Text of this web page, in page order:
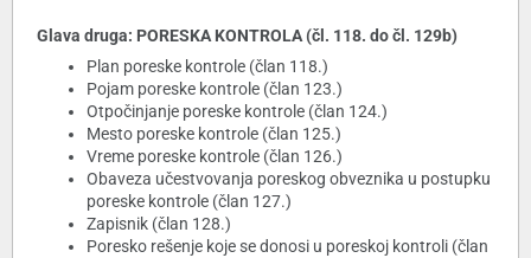
Glava druga: PORESKA KONTROLA (čl. 118. do čl. 129b)
Plan poreske kontrole (član 118.)
Pojam poreske kontrole (član 123.)
Otpočinjanje poreske kontrole (član 124.)
Mesto poreske kontrole (član 125.)
Vreme poreske kontrole (član 126.)
Obaveza učestvovanja poreskog obveznika u postupku
poreske kontrole (član 127.)
Zapisnik (član 128.)
Poresko rešenje koje se donosi u poreskoj kontroli (član